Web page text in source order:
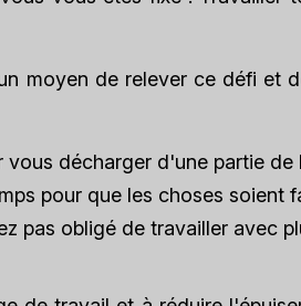
moyen de relever ce défi et
décharger d'une partie de
pour que les choses soient
pas obligé de travailler avec